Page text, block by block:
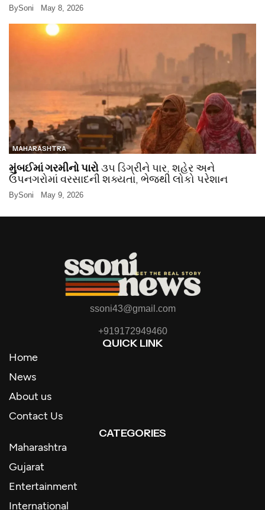
BySoni May 8, 2026
MAHARASHTRA
મુંબઈમાં ગરમીનો પારો૩૫ ડિગ્રીને પાર, શહેર અને
ઉપનગરોમાં વરસાદની શક્યતા, ભેજથી લોકો પરેશાન
BySoni May 9, 2026
ssoni43@gmail.com
+919172949460
QUICK LINK
Home
News
About us
Contact Us
CATEGORIES
Maharashtra
Gujarat
Entertainment
International